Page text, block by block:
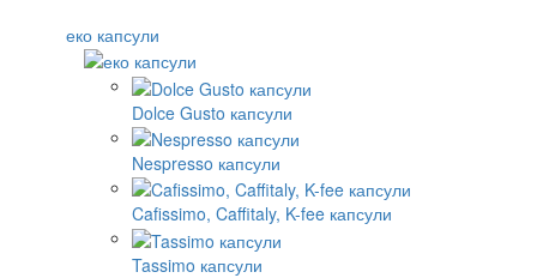
еко капсули
Dolce Gusto капсули
Nespresso капсули
Cafissimo, Caffitaly, K-fee капсули
Tassimo капсули